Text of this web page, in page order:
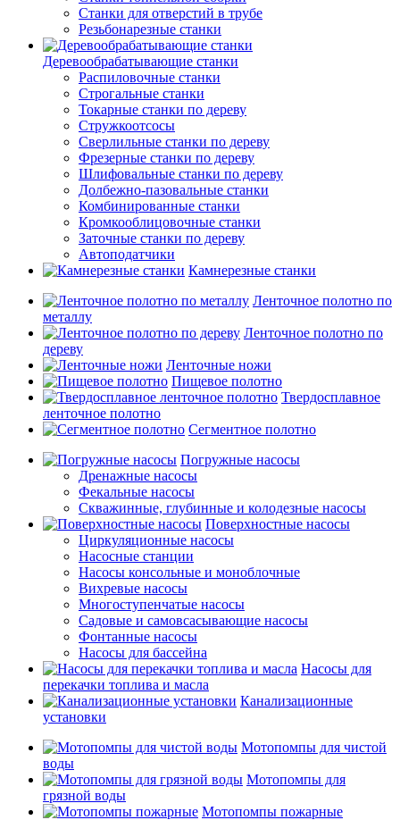
Станки для отверстий в трубе
Резьбонарезные станки
Деревообрабатывающие станки
Распиловочные станки
Строгальные станки
Токарные станки по дереву
Стружкоотсосы
Сверлильные станки по дереву
Фрезерные станки по дереву
Шлифовальные станки по дереву
Долбежно-пазовальные станки
Комбинированные станки
Кромкооблицовочные станки
Заточные станки по дереву
Автоподатчики
Камнерезные станки
Ленточное полотно по
металлу
Ленточное полотно по
дереву
Ленточные ножи
Пищевое полотно
Твердосплавное
ленточное полотно
Сегментное полотно
Погружные насосы
Дренажные насосы
Фекальные насосы
Скважинные, глубинные и колодезные насосы
Поверхностные насосы
Циркуляционные насосы
Насосные станции
Насосы консольные и моноблочные
Вихревые насосы
Многоступенчатые насосы
Садовые и самовсасывающие насосы
Фонтанные насосы
Насосы для бассейна
Насосы для
перекачки топлива и масла
Канализационные
установки
Мотопомпы для чистой
воды
Мотопомпы для
грязной воды
Мотопомпы пожарные